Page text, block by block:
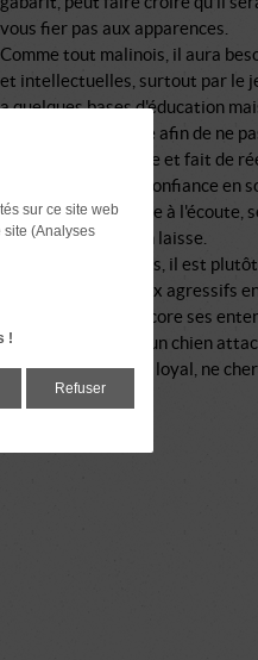
vous fier pas aux apparences.
Comme tout malinois, il aura
et intellectuelles, surtout par le
a quelques bases d'éducation
lui imposer un cadre afin de ne
Il apprend assez vite et fait de
commence à avoir confiance en
En balade, il sait être à l'écoute,
particulièrement en laisse.
Avec ses congénères, il est
seulement avec ceux agressifs
en revanche pas encore ses
Si vous recherchez un chien
humain, très joueur, loyal, ne
sur ce site web
(Analyses
!
Refuser